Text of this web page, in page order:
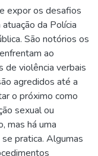
expor os desafios
da Polícia
São notórios os
ao
de violência verbais
agredidos até a
o próximo como
sexual ou
mas há uma
pratica. Algumas